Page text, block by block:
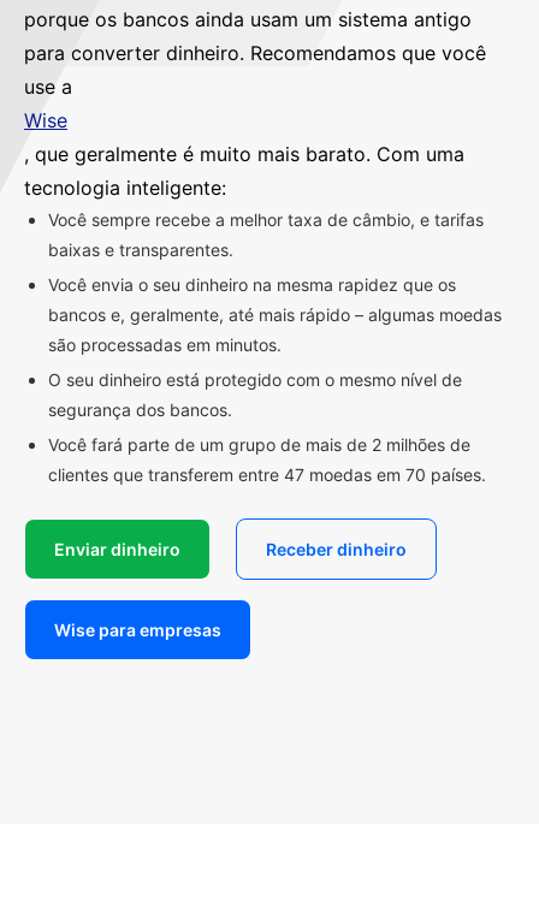
porque os bancos ainda usam um sistema antigo
para converter dinheiro. Recomendamos que você
use a
Wise
, que geralmente é muito mais barato. Com uma
tecnologia inteligente:
Você sempre recebe a melhor taxa de câmbio, e tarifas
baixas e transparentes.
Você envia o seu dinheiro na mesma rapidez que os
bancos e, geralmente, até mais rápido – algumas moedas
são processadas em minutos.
O seu dinheiro está protegido com o mesmo nível de
segurança dos bancos.
Você fará parte de um grupo de mais de 2 milhões de
clientes que transferem entre 47 moedas em 70 países.
Enviar dinheiro Receber dinheiro
Wise para empresas